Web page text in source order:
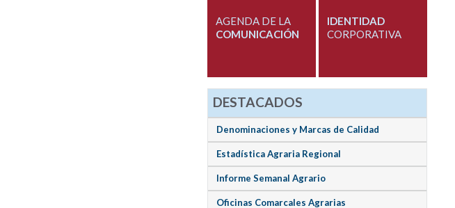
AGENDA DE LA
COMUNICACIÓN
IDENTIDAD
CORPORATIVA
DESTACADOS
Denominaciones y Marcas de Calidad
Estadística Agraria Regional
Informe Semanal Agrario
Oficinas Comarcales Agrarias